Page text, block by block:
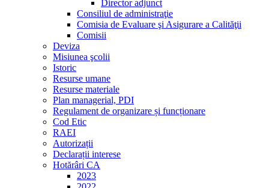
Director adjunct
Consiliul de administraţie
Comisia de Evaluare şi Asigurare a Calităţii
Comisii
Deviza
Misiunea şcolii
Istoric
Resurse umane
Resurse materiale
Plan managerial, PDI
Regulament de organizare și funcționare
Cod Etic
RAEI
Autorizații
Declarații interese
Hotărâri CA
2023